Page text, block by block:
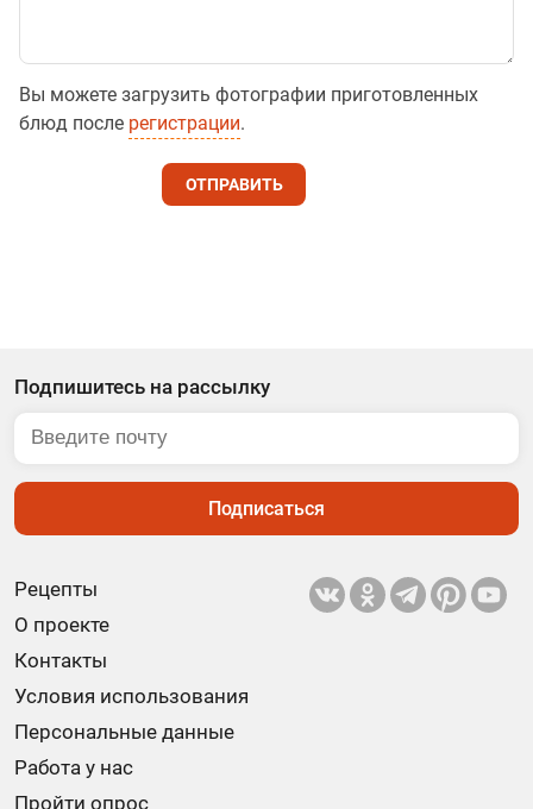
Вы можете загрузить фотографии приготовленных
блюд после регистрации.
ОТПРАВИТЬ
Рецепты
О проекте
Контакты
Условия использования
Персональные данные
Работа у нас
Пройти опрос
Подпишитесь на рассылку
Подписаться